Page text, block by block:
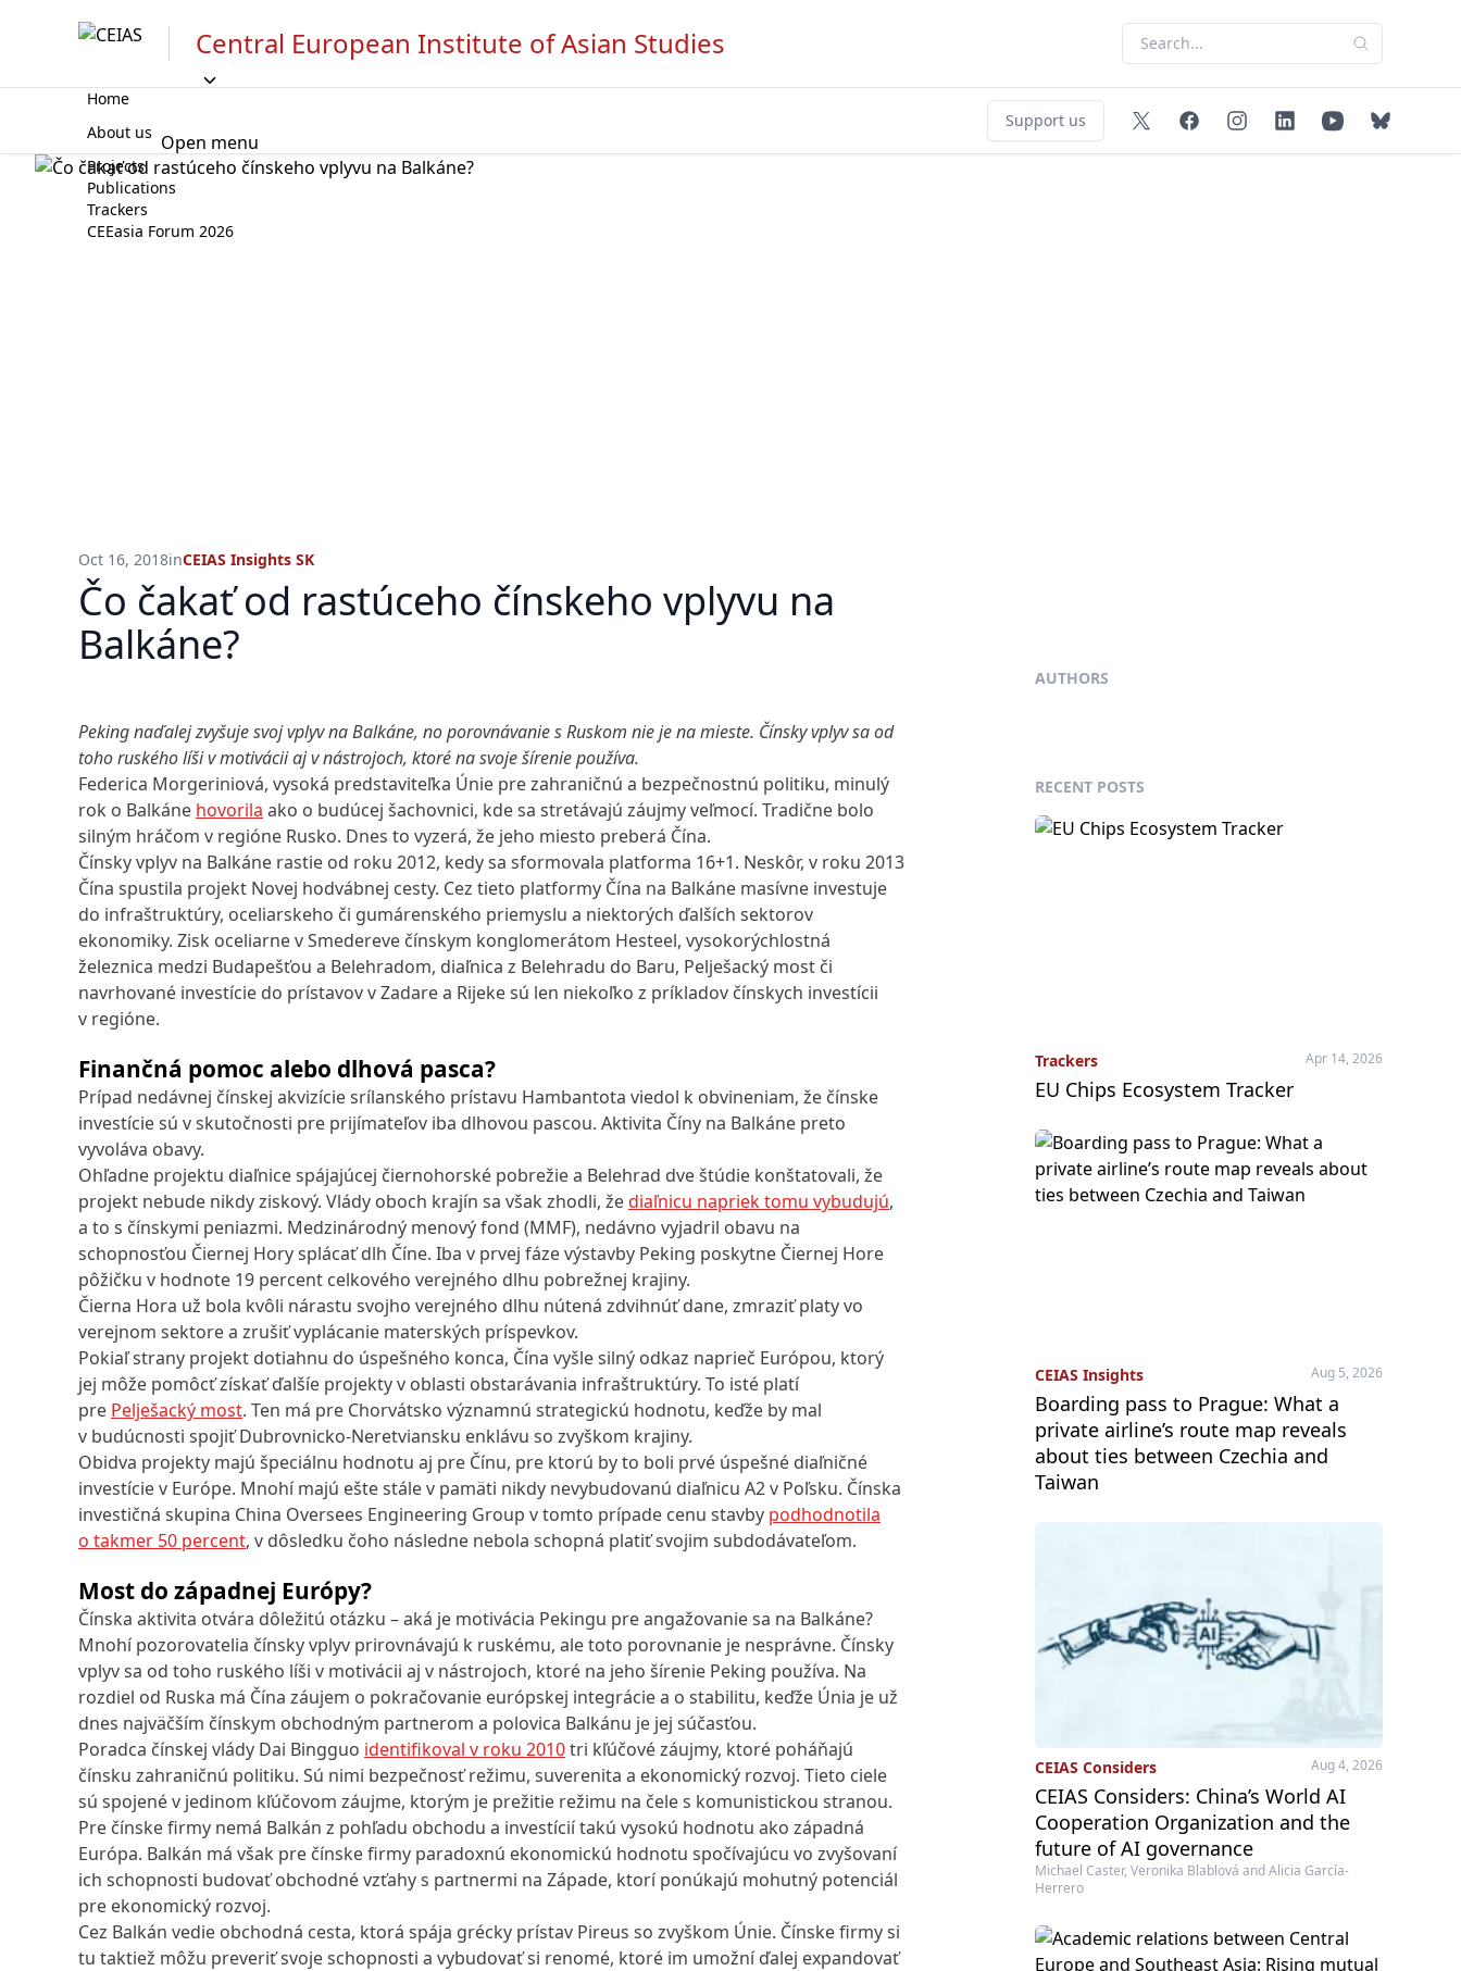
Central European Institute of Asian Studies
Home
About us Open menu
Projects
Publications
Trackers
CEEasia Forum 2026
Support us
Oct 16, 2018inCEIAS Insights SK
Čo čakať od rastúceho čínskeho vplyvu na
Balkáne?
Peking naďalej zvyšuje svoj vplyv na Balkáne, no porovnávanie s Ruskom nie je na mieste. Čínsky vplyv sa od
toho ruského líši v motivácii aj v nástrojoch, ktoré na svoje šírenie používa.
Federica Morgeriniová, vysoká predstaviteľka Únie pre zahraničnú a bezpečnostnú politiku, minulý
rok o Balkáne hovorila ako o budúcej šachovnici, kde sa stretávajú záujmy veľmocí. Tradične bolo
silným hráčom v regióne Rusko. Dnes to vyzerá, že jeho miesto preberá Čína.
Čínsky vplyv na Balkáne rastie od roku 2012, kedy sa sformovala platforma 16+1. Neskôr, v roku 2013
Čína spustila projekt Novej hodvábnej cesty. Cez tieto platformy Čína na Balkáne masívne investuje
do infraštruktúry, oceliarskeho či gumárenského priemyslu a niektorých ďalších sektorov
ekonomiky. Zisk oceliarne v Smedereve čínskym konglomerátom Hesteel, vysokorýchlostná
železnica medzi Budapešťou a Belehradom, diaľnica z Belehradu do Baru, Pelješacký most či
navrhované investície do prístavov v Zadare a Rijeke sú len niekoľko z príkladov čínskych investícii
v regióne.
Finančná pomoc alebo dlhová pasca?
Prípad nedávnej čínskej akvizície srílanského prístavu Hambantota viedol k obvineniam, že čínske
investície sú v skutočnosti pre prijímateľov iba dlhovou pascou. Aktivita Číny na Balkáne preto
vyvoláva obavy.
Ohľadne projektu diaľnice spájajúcej čiernohorské pobrežie a Belehrad dve štúdie konštatovali, že
projekt nebude nikdy ziskový. Vlády oboch krajín sa však zhodli, žediaľnicu napriek tomu vybudujú,
a to s čínskymi peniazmi. Medzinárodný menový fond (MMF), nedávno vyjadril obavu na
schopnosťou Čiernej Hory splácať dlh Číne. Iba v prvej fáze výstavby Peking poskytne Čiernej Hore
pôžičku v hodnote 19 percent celkového verejného dlhu pobrežnej krajiny.
Čierna Hora už bola kvôli nárastu svojho verejného dlhu nútená zdvihnúť dane, zmraziť platy vo
verejnom sektore a zrušiť vyplácanie materských príspevkov.
Pokiaľ strany projekt dotiahnu do úspešného konca, Čína vyšle silný odkaz naprieč Európou, ktorý
jej môže pomôcť získať ďalšíe projekty v oblasti obstarávania infraštruktúry. To isté platí
pre Pelješacký most. Ten má pre Chorvátsko významnú strategickú hodnotu, keďže by mal
v budúcnosti spojiť Dubrovnicko-Neretviansku enklávu so zvyškom krajiny.
Obidva projekty majú špeciálnu hodnotu aj pre Čínu, pre ktorú by to boli prvé úspešné diaľničné
investície v Európe. Mnohí majú ešte stále v pamäti nikdy nevybudovanú diaľnicu A2 v Poľsku. Čínska
investičná skupina China Oversees Engineering Group v tomto prípade cenu stavby podhodnotila
o takmer 50 percent, v dôsledku čoho následne nebola schopná platiť svojim subdodávateľom.
Most do západnej Európy?
Čínska aktivita otvára dôležitú otázku – aká je motivácia Pekingu pre angažovanie sa na Balkáne?
Mnohí pozorovatelia čínsky vplyv prirovnávajú k ruskému, ale toto porovnanie je nesprávne. Čínsky
vplyv sa od toho ruského líši v motivácii aj v nástrojoch, ktoré na jeho šírenie Peking používa. Na
rozdiel od Ruska má Čína záujem o pokračovanie európskej integrácie a o stabilitu, keďže Únia je už
dnes najväčším čínskym obchodným partnerom a polovica Balkánu je jej súčasťou.
Poradca čínskej vlády Dai Bingguo identifikoval v roku 2010tri kľúčové záujmy, ktoré poháňajú
čínsku zahraničnú politiku. Sú nimi bezpečnosť režimu, suverenita a ekonomický rozvoj. Tieto ciele
sú spojené v jedinom kľúčovom záujme, ktorým je prežitie režimu na čele s komunistickou stranou.
Pre čínske firmy nemá Balkán z pohľadu obchodu a investícií takú vysokú hodnotu ako západná
Európa. Balkán má však pre čínske firmy paradoxnú ekonomickú hodnotu spočívajúcu vo zvyšovaní
ich schopnosti budovať obchodné vzťahy s partnermi na Západe, ktorí ponúkajú mohutný potenciál
pre ekonomický rozvoj.
Cez Balkán vedie obchodná cesta, ktorá spája grécky prístav Pireus so zvyškom Únie. Čínske firmy si
tu taktiež môžu preveriť svoje schopnosti a vybudovať si renomé, ktoré im umožní ďalej expandovať
AUTHORS
RECENT POSTS
Trackers Apr 14, 2026
EU Chips Ecosystem Tracker
CEIAS Insights Aug 5, 2026
Boarding pass to Prague: What a
private airline’s route map reveals
about ties between Czechia and
Taiwan
CEIAS Considers Aug 4, 2026
CEIAS Considers: China’s World AI
Cooperation Organization and the
future of AI governance
Michael Caster, Veronika Blablová and Alicia García-
Herrero